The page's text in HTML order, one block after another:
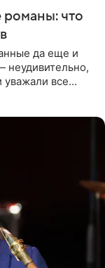
романы: что
да еще и
уважали все